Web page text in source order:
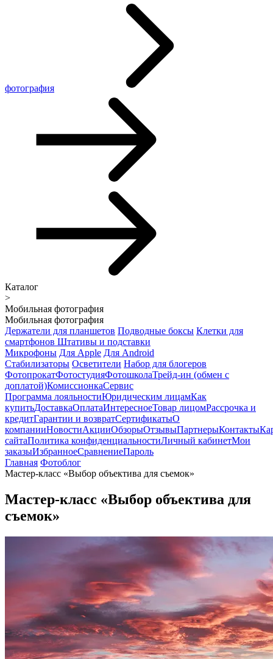
фотография
Каталог
>
Мобильная фотография
Мобильная фотография
Держатели для планшетов Подводные боксы Клетки для
смартфонов Штативы и подставки
Микрофоны Для Apple Для Android
Стабилизаторы Осветители Набор для блогеров
ФотопрокатФотостудияФотошколаТрейд-ин (обмен с
доплатой)КомиссионкаСервис
Программа лояльностиЮридическим лицамКак
купитьДоставкаОплатаИнтересноеТовар лицомРассрочка и
кредитГарантии и возвратСертификатыО
компанииНовостиАкцииОбзорыОтзывыПартнерыКонтакты
сайтаПолитика конфиденциальностиЛичный кабинетМои
заказыИзбранноеСравнениеПароль
Главная Фотоблог
Мастер-класс «Выбор объектива для съемок»
Мастер-класс «Выбор объектива для
съемок»